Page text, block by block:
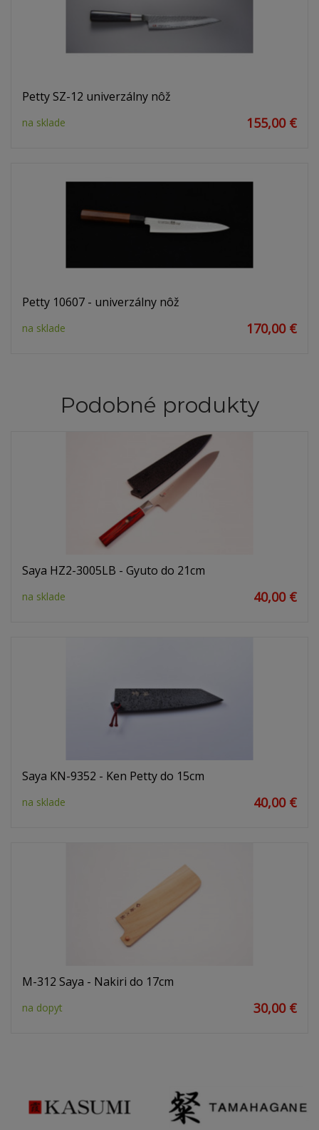
Petty SZ-12 univerzálny nôž
na sklade 155,00 €
Petty 10607 - univerzálny nôž
na sklade 170,00 €
Podobné produkty
Saya HZ2-3005LB - Gyuto do 21cm
na sklade 40,00 €
Saya KN-9352 - Ken Petty do 15cm
na sklade 40,00 €
M-312 Saya - Nakiri do 17cm
na dopyt 30,00 €